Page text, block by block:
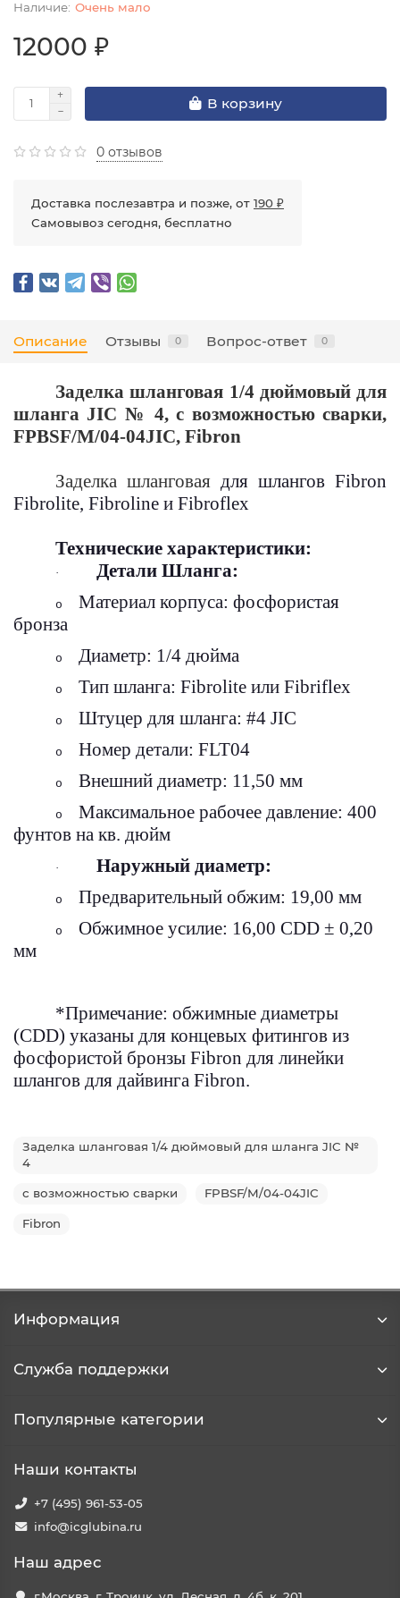
Очень мало
12000 ₽
В корзину
0 отзывов
Доставка послезавтра и позже, от 190 ₽
Самовывоз сегодня, бесплатно
Описание Отзывы 0 Вопрос-ответ 0
Заделка шланговая 1/4 дюймовый для
шланга JIC № 4, с возможностью сварки,
FPBSF/M/04-04JIC, Fibron
Заделка шланговая для шлангов Fibron
Fibrolite, Fibroline и Fibroflex
Технические характеристики:
· Детали Шланга:
o
Материал корпуса: фосфористая
бронза
o Диаметр: 1/4 дюйма
o Тип шланга: Fibrolite или Fibriflex
o Штуцер для шланга: #4 JIC
o Номер детали: FLT04
o Внешний диаметр: 11,50 мм
o
Максимальное рабочее давление: 400
фунтов на кв. дюйм
· Наружный диаметр:
o Предварительный обжим: 19,00 мм
o
Обжимное усилие: 16,00 CDD ± 0,20
мм
*Примечание: обжимные диаметры
(CDD) указаны для концевых фитингов из
фосфористой бронзы Fibron для линейки
шлангов для дайвинга Fibron.
Заделка шланговая 1/4 дюймовый для шланга JIC №
4
с возможностью сварки FPBSF/M/04-04JIC
Fibron
Информация
Служба поддержки
Популярные категории
Наши контакты
+7 (495) 961-53-05
info@icglubina.ru
Наш адрес